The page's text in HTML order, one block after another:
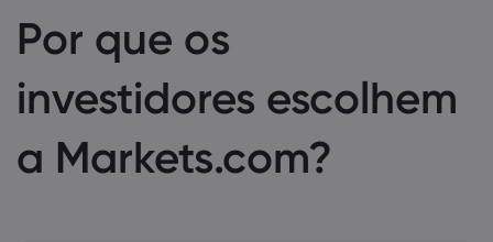
Por que os
investidores escolhem
a Markets.com?